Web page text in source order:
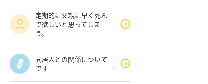
定期的に父親に早く死ん
で欲しいと思ってしま
う。
同居人との関係について
です